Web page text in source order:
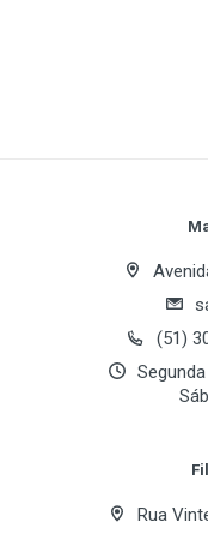
Tamanho
Email Address
(51)
Rua